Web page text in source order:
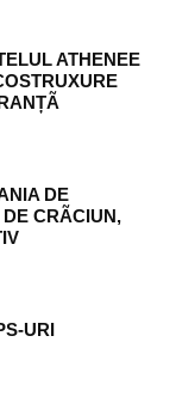
ATHENEE
DE
CRÃCIUN,
URI